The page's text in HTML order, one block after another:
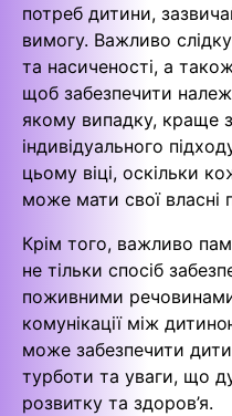
потреб дитини,
вимогу. Важливо
та насиченості, а
щоб забезпечити
якому випадку, краще
індивідуального
цьому віці, оскільки
може мати свої власні
Крім того, важливо
не тільки спосіб
поживними
комунікації між
може забезпечити
турботи та уваги, що
розвитку та здоров’я.